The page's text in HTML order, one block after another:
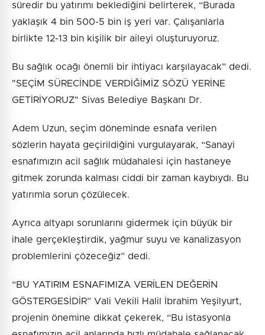
süredir bu yatırımı beklediğini belirterek, “Burada
yaklaşık 4 bin 500-5 bin iş yeri var. Çalışanlarla
birlikte 12-13 bin kişilik bir aileyi oluşturuyoruz.
Bu sağlık ocağı önemli bir ihtiyacı karşılayacak” dedi.
"SEÇİM SÜRECİNDE VERDİĞİMİZ SÖZÜ YERİNE
GETİRİYORUZ" Sivas Belediye Başkanı Dr.
Adem Uzun, seçim döneminde esnafa verilen
sözlerin hayata geçirildiğini vurgulayarak, “Sanayi
esnafımızın acil sağlık müdahalesi için hastaneye
gitmek zorunda kalması ciddi bir zaman kaybıydı. Bu
yatırımla sorun çözülecek.
Ayrıca altyapı sorunlarını gidermek için büyük bir
ihale gerçekleştirdik, yağmur suyu ve kanalizasyon
problemlerini çözeceğiz” dedi.
“BU YATIRIM ESNAFIMIZA VERİLEN DEĞERİN
GÖSTERGESİDİR” Vali Vekili Halil İbrahim Yeşilyurt,
projenin önemine dikkat çekerek, “Bu istasyonla